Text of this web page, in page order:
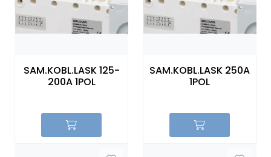
SAM.KOBL.LASK 125-
200A 1POL
SAM.KOBL.LASK 250A
1POL